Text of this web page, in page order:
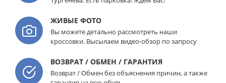
ЖИВЫЕ ФОТО
Вы можете детально рассмотреть наши
кроссовки. Высылаем видео-обзор по запросу
ВОЗВРАТ / ОБМЕН / ГАРАНТИЯ
Возврат / Обмен без объяснения причин, а также